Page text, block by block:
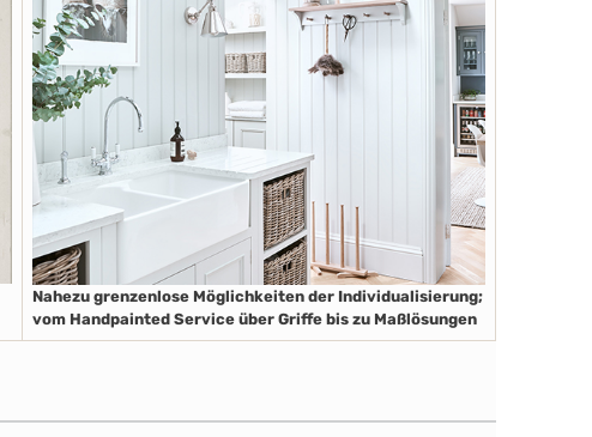
Nahezu grenzenlose Möglichkeiten der Individualisierung;
vom Handpainted Service über Griffe bis zu Maßlösungen